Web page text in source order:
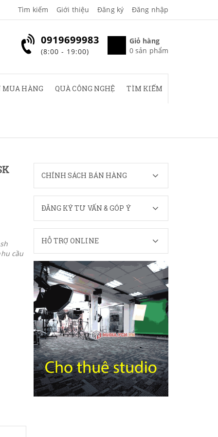
Tìm kiếm Giới thiệu Đăng ký Đăng nhập
Giỏ hàng
0 sản phẩm
0919699983
(8:00 - 19:00)
MUA HÀNG QUÀ CÔNG NGHỆ TÌM KIẾM
cầu
CHÍNH SÁCH BÁN HÀNG
ĐĂNG KÝ TƯ VẤN & GÓP Ý
HỖ TRỢ ONLINE